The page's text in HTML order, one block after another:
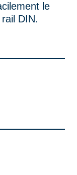
le
DIN.